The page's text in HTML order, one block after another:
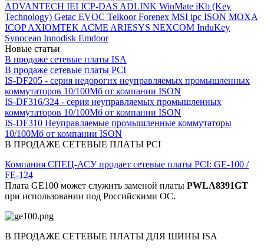
ADVANTECH IEI ICP-DAS ADLINK WinMate iKb (Key
Technology) Getac EVOC TelkoorForenex MSI ipc ISON MOXA
ICOPAXIOMTEK ACME ARIESYS NEXCOM InduKey
Synocean Innodisk Emdoor
Новые статьи
В продаже сетевые платы ISA
В продаже сетевые платы PCI
IS-DF205 - серия недорогих неуправляемых промышленных
коммутаторов 10/100Мб от компании ISON
IS-DF316/324 - серия неуправляемых промышленных
коммутаторов 10/100Мб от компании ISON
IS-DF310 Неуправляемые промышленные коммутаторы
10/100Мб от компании ISON
В ПРОДАЖЕ СЕТЕВЫЕ ПЛАТЫ PCI
Компания СПЕЦ-АСУ продает сетевые платы PCI: GE-100 /
FE-124
Плата GE100 может служить заменой платы PWLA8391GT
при использовании под Российскими ОС.
В ПРОДАЖЕ СЕТЕВЫЕ ПЛАТЫ ДЛЯ ШИНЫ ISA